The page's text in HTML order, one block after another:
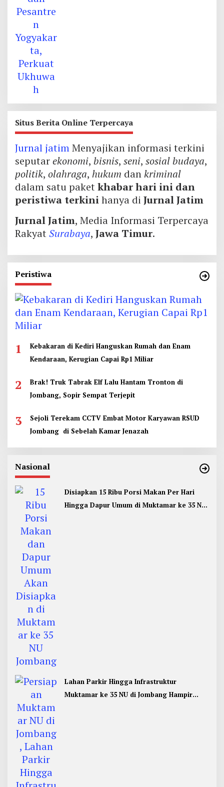
Situs Berita Online Terpercaya
Jurnal jatimMenyajikan informasi terkini
seputarekonomi, bisnis, seni, sosial budaya,
politik, olahraga, hukum dankriminal
dalam satu paketkhabar hari ini dan
peristiwa terkinihanya di Jurnal Jatim
Jurnal Jatim, Media Informasi Terpercaya
RakyatSurabaya, Jawa Timur.
Peristiwa
1
Kebakaran di Kediri Hanguskan Rumah dan Enam
Kendaraan, Kerugian Capai Rp1 Miliar
2
Brak! Truk Tabrak Elf Lalu Hantam Tronton di
Jombang, Sopir Sempat Terjepit
3
Sejoli Terekam CCTV Embat Motor Karyawan RSUD
Jombang di Sebelah Kamar Jenazah
Nasional
Disiapkan 15 Ribu Porsi Makan Per Hari
Hingga Dapur Umum di Muktamar ke 35 NU
Lahan Parkir Hingga Infrastruktur
Muktamar ke 35 NU di Jombang Hampir